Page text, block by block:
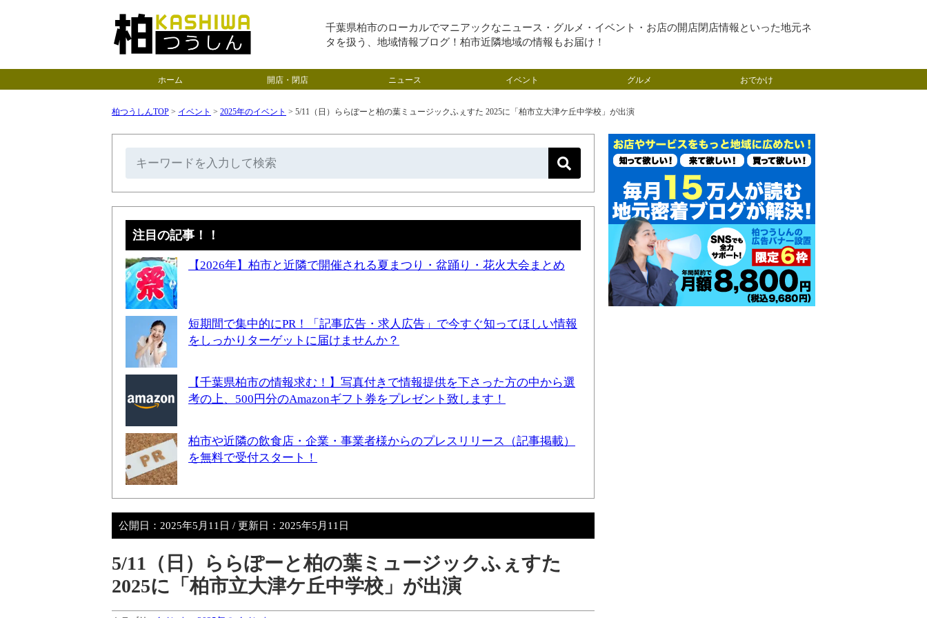
千葉県柏市のローカルでマニアックなニュース・グルメ・イベント・お店の開店閉店情報といった地元ネ
タを扱う、地域情報ブログ！柏市近隣地域の情報もお届け！
ホーム 開店・閉店 ニュース イベント グルメ おでかけ
柏つうしんTOP > イベント > 2025年のイベント > 5/11（日）ららぽーと柏の葉ミュージックふぇすた 2025に「柏市立大津ケ丘中学校」が出演
注目の記事！！
【2026年】柏市と近隣で開催される夏まつり・盆踊り・花火大会まとめ
短期間で集中的にPR！「記事広告・求人広告」で今すぐ知ってほしい情報
をしっかりターゲットに届けませんか？
【千葉県柏市の情報求む！】写真付きで情報提供を下さった方の中から選
考の上、500円分のAmazonギフト券をプレゼント致します！
柏市や近隣の飲食店・企業・事業者様からのプレスリリース（記事掲載）
を無料で受付スタート！
公開日： 2025年5月11日 / 更新日： 2025年5月11日
5/11（日）ららぽーと柏の葉ミュージックふぇすた
2025に「柏市立大津ケ丘中学校」が出演